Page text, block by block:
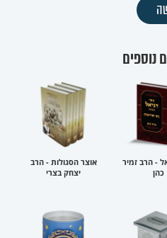
נוספים
- הרב זמיר
כהן
אוצר הסגולות - הרב
יצחק בצרי